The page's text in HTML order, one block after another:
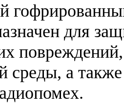
для
повреждений,
а также